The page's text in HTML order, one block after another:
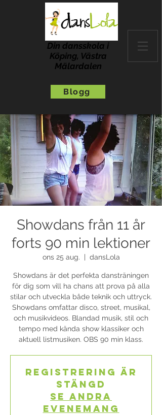
Din dansskola i
Köping, Västra
Mälardalen
Blogg
Showdans från 11 år
forts 90 min lektioner
ons 25 aug. dansLola
Showdans är det perfekta dansträningen
för dig som vill ha chans att prova på alla
stilar och utveckla både teknik och uttryck.
Showdans omfattar disco, street, musikal,
och musikvideos. Blandad musik, stil och
tempo med kända show klassiker och
aktuell listmusiken. OBS 90 min klass.
Registrering är
stängd
Se andra
evenemang